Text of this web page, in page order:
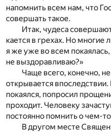
напомнить всем нам, что
совершать такое.
Итак, чудеса
кается в грехах. Но многие
я же уже во всем
не выздоравливаю?»
Чаще всего, конечно,
открывается
покаялся, попросил
проходит. Человеку
постоянно помнить о чем-
В другом месте